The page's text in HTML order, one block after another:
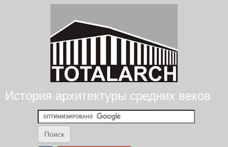
История архитектуры средних веков